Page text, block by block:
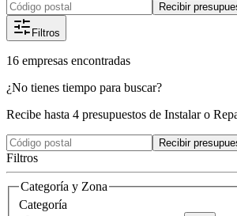
Recibir
Filtros
16 empresas encontradas
¿No tienes tiempo para buscar?
Recibe hasta 4 presupuestos de Instalar o
Recibir
Filtros
Categoría y Zona
Categoría